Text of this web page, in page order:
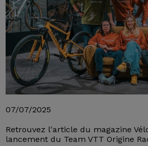
07/07/2025
Retrouvez l'article du magazine
lancement du Team VTT Origine